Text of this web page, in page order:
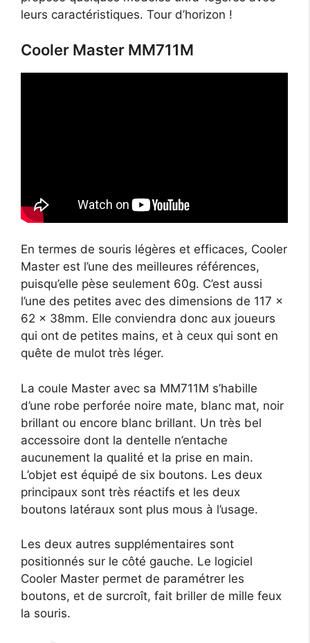
leurs caractéristiques. Tour d’horizon !
Cooler Master MM711M
En termes de souris légères et efficaces, Cooler
Master est l’une des meilleures références,
puisqu’elle pèse seulement 60g. C’est aussi
l’une des petites avec des dimensions de 117 x
62 x 38mm. Elle conviendra donc aux joueurs
qui ont de petites mains, et à ceux qui sont en
quête de mulot très léger.
La coule Master avec sa MM711M s’habille
d’une robe perforée noire mate, blanc mat, noir
brillant ou encore blanc brillant. Un très bel
accessoire dont la dentelle n’entache
aucunement la qualité et la prise en main.
L’objet est équipé de six boutons. Les deux
principaux sont très réactifs et les deux
boutons latéraux sont plus mous à l’usage.
Les deux autres supplémentaires sont
positionnés sur le côté gauche. Le logiciel
Cooler Master permet de paramétrer les
boutons, et de surcroît, fait briller de mille feux
la souris.